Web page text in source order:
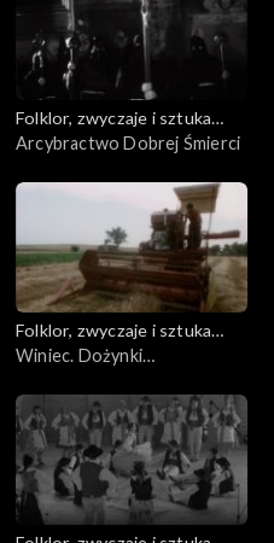
Folklor, zwyczaje i sztuka
ludowa
Arcybractwo Dobrej Śmierci
Folklor, zwyczaje i sztuka
ludowa
Winiec. Dożynki